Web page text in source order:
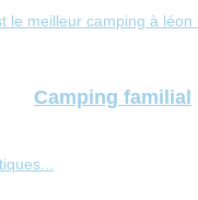
le meilleur camping à léon
Camping familial